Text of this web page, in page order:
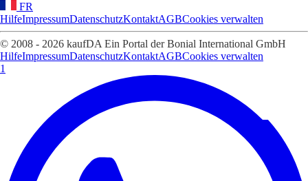
FR
HilfeImpressumDatenschutzKontaktAGBCookies verwalten
© 2008 - 2026 kaufDA Ein Portal der Bonial International GmbH
HilfeImpressumDatenschutzKontaktAGBCookies verwalten
1